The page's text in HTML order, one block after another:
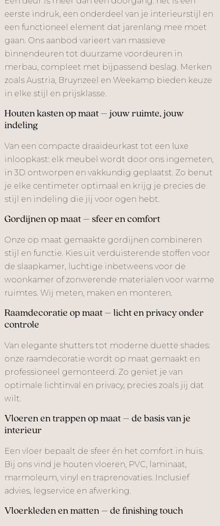
eerste indruk, een onderdeel van je interieurstijl en
een functioneel element dat jarenlang mee moet
gaan. Ons aanbod varieert van massieve
binnendeuren tot duurzame voordeuren in
merbau, compleet met bijpassend beslag. Merken
zoals Austria, Bruynzeel en Weekamp bieden keuze
in elke stijl en prijsklasse.
Houten kasten op maat – jouw ruimte, jouw
indeling
Van een compacte draaideurkast tot een luxe
inloopkast: elk meubel wordt door ons ingemeten,
in 3D ontworpen en vakkundig geplaatst. Zo benut
je elke centimeter optimaal en krijg je precies de
stijl en indeling die jij voor ogen hebt.
Gordijnen op maat – sfeer en comfort
Onze op maat gemaakte gordijnen combineren
stijl en functie. Kies uit verduisterende stoffen voor
de slaapkamer, luchtige inbetweens voor de
woonkamer of zonwerende materialen voor warme
ruimtes. Wij meten, maken en monteren.
Raamdecoratie op maat – licht en privacy onder
controle
Van elegante shutters tot moderne duette shades:
onze raamdecoratie wordt op maat gemaakt en
professioneel gemonteerd. Zo geniet je van
optimale lichtinval en privacy, precies zoals jij dat
wilt.
Vloeren en trappen op maat – de basis van je
interieur
Een vloer bepaalt de sfeer én het comfort in huis.
Bij ons vind je houten vloeren, PVC, laminaat,
marmoleum, vinyl en traprenovaties. Inclusief
advies, legservice en afwerking.
Vloerkleden en matten – de finishing touch